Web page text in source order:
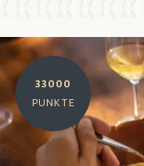
33000
PUNKTE